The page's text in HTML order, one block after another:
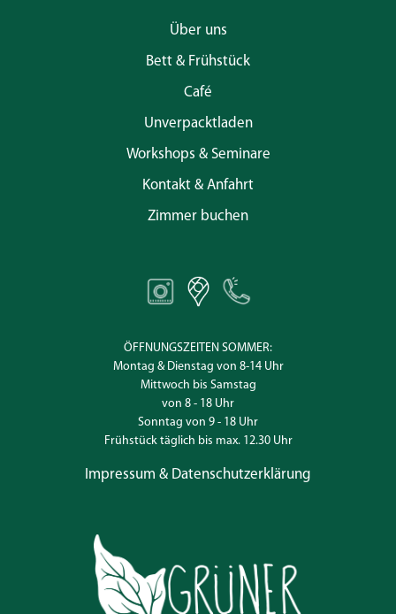
Über uns
Bett & Frühstück
Café
Unverpacktladen
Workshops & Seminare
Kontakt & Anfahrt
Zimmer buchen
ÖFFNUNGSZEITEN SOMMER:
Montag & Dienstag von 8-14 Uhr
Mittwoch bis Samstag
von 8 - 18 Uhr
Sonntag von 9 - 18 Uhr
Frühstück täglich bis max. 12.30 Uhr
Impressum & Datenschutzerklärung